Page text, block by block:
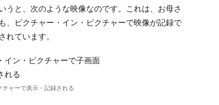
うと、次のような映像なのです。これは、お母さ
、ピクチャー・イン・ピクチャーで映像が記録で
れています。
ャーで表示・記録される